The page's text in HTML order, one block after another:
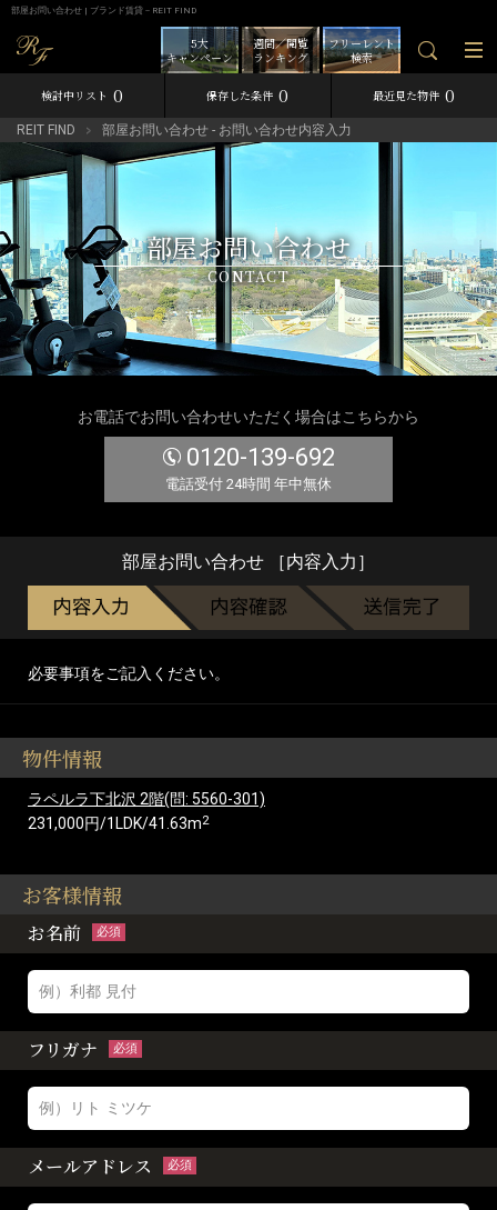
部屋お問い合わせ | ブランド賃貸－REIT FIND
フリーレント
検索
週間／閲覧
ランキング
5大
キャンペーン
検討中リスト 0 保存した条件 0 最近見た物件 0
REIT FIND 部屋お問い合わせ - お問い合わせ内容入力
部屋お問い合わせ
CONTACT
お電話でお問い合わせいただく場合はこちらから
0120-139-692
電話受付 24時間 年中無休
部屋お問い合わせ ［内容入力］
必要事項をご記入ください。
物件情報
ラペルラ下北沢 2階(問: 5560-301)
231,000円/1LDK/41.63m2
お客様情報
お名前 必須
フリガナ 必須
メールアドレス 必須